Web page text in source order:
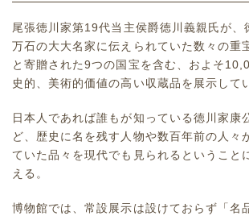
尾張徳川家第19代当主侯爵徳川義親氏が、
万石の大大名家に伝えられていた数々の重
と寄贈された9つの国宝を含む、およそ
史的、美術的価値の高い収蔵品を展示して
日本人であれば誰もが知っている徳川家康
ど、歴史に名を残す人物や数百年前の人々
ていた品々を現代でも見られるということ
える。
博物館では、常設展示は設けておらず「名